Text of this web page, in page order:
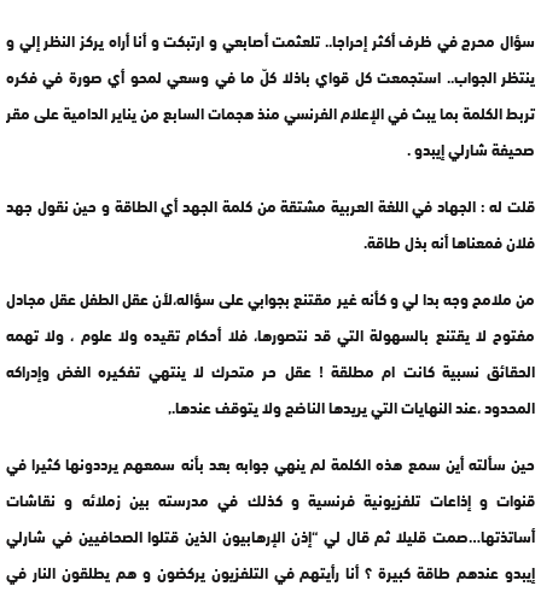
سؤال محرج في ظرف أكثر إحراجا.. تلعثمت أصابعي و ارتبكت و أنا أراه يركز النظر إلي و
ينتظر الجواب.. استجمعت كل قواي باذلا كلّ ما في وسعي لمحو أي صورة في فكره
تربط الكلمة بما يبث في الإعلام الفرنسي منذ هجمات السابع من يناير الدامية على مقر
صحيفة شارلي إيبدو .
قلت له : الجهاد في اللغة العربية مشتقة من كلمة الجهد أي الطاقة و حين نقول جهد
فلان فمعناها أنه بذل طاقة.
من ملامح وجه بدا لي و كأنه غير مقتنع بجوابي على سؤاله،لأن عقل الطفل عقل مجادل
مفتوح لا يقتنع بالسهولة التي قد نتصورها، فلا أحكام تقيده ولا علوم ، ولا تهمه
الحقائق نسبية كانت ام مطلقة ! عقل حر متحرك لا ينتهي تفكيره الغض وإدراكه
المحدود ،عند النهايات التي يريدها الناضج ولا يتوقف عندها.,
حين سألته أين سمع هذه الكلمة لم ينهي جوابه بعد بأنه سمعهم يرددونها كثيرا في
قنوات و إذاعات تلفزيونية فرنسية و كذلك في مدرسته بين زملائه و نقاشات
أساتذتها…صمت قليلا ثم قال لي “إذن الإرهابيون الذين قتلوا الصحافيين في شارلي
إيبدو عندهم طاقة كبيرة ؟ أنا رأيتهم في التلفزيون يركضون و هم يطلقون النار في